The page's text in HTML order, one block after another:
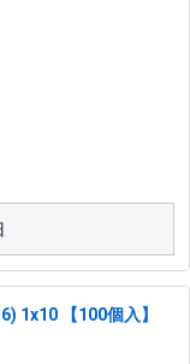
1x10 【100個入】